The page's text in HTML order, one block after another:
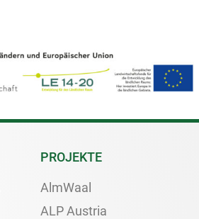
PROJEKTE
AlmWaal
ALP Austria